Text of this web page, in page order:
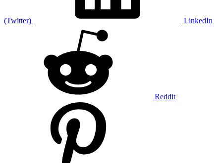
(Twitter) LinkedIn
Reddit